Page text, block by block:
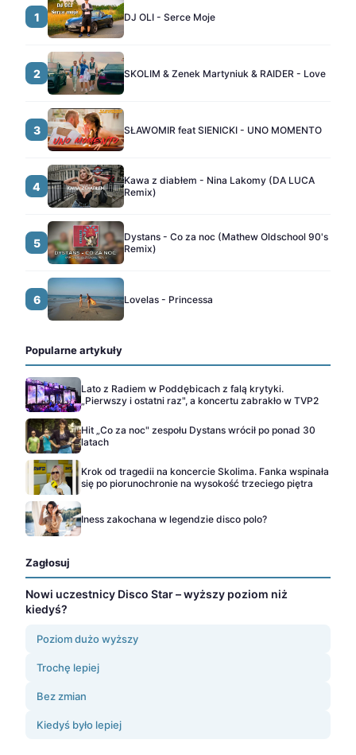
1 DJ OLI - Serce Moje
2 SKOLIM & Zenek Martyniuk & RAIDER - Love
3 SŁAWOMIR feat SIENICKI - UNO MOMENTO
4
Kawa z diabłem - Nina Lakomy (DA LUCA
Remix)
5
Dystans - Co za noc (Mathew Oldschool 90's
Remix)
6 Lovelas - Princessa
Popularne artykuły
Lato z Radiem w Poddębicach z falą krytyki.
„Pierwszy i ostatni raz", a koncertu zabrakło w TVP2
Hit „Co za noc" zespołu Dystans wrócił po ponad 30
latach
Krok od tragedii na koncercie Skolima. Fanka wspinała
się po piorunochronie na wysokość trzeciego piętra
Iness zakochana w legendzie disco polo?
Zagłosuj
Nowi uczestnicy Disco Star – wyższy poziom niż
kiedyś?
Poziom dużo wyższy
Trochę lepiej
Bez zmian
Kiedyś było lepiej